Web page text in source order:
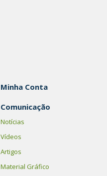
Minha Conta
Comunicação
Notícias
Vídeos
Artigos
Material Gráfico